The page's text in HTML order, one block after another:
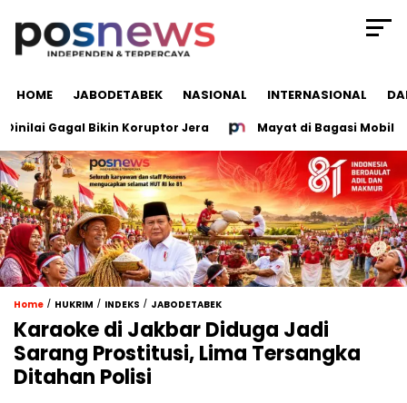
HOME JABODETABEK NASIONAL INTERNASIONAL
Gagal Bikin Koruptor Jera Mayat di Bagasi Mobil
Home / HUKRIM / INDEKS / JABODETABEK
Karaoke di Jakbar Diduga Jadi
Sarang Prostitusi, Lima Tersangka
Ditahan Polisi